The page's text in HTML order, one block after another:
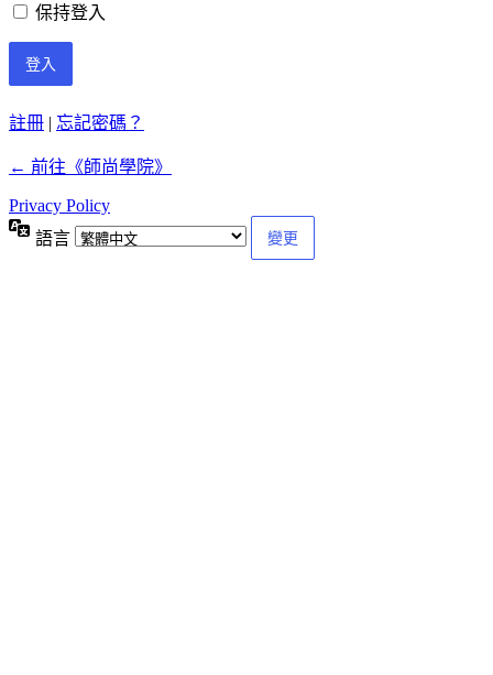
保持登入
註冊 | 忘記密碼？
← 前往《師尚學院》
Privacy Policy
語言